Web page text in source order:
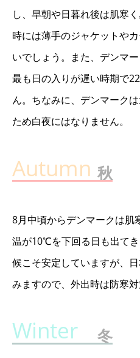
し、早朝や日暮れ後は肌寒
時には薄手のジャケットや
いでしょう。また、デンマ
最も日の入りが遅い時期で
ん。ちなみに、デンマーク
ため白夜にはなりません。
秋
8月中頃からデンマークは肌
温が10℃を下回る日も出て
候こそ安定していますが、
みますので、外出時は防寒対
冬